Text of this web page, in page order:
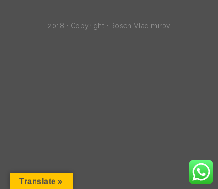
2018 · Copyright · Rosen Vladimirov
Translate »